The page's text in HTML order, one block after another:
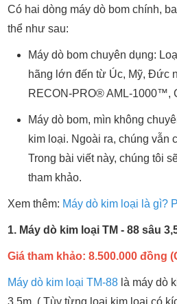
Có hai dòng máy dò bom chính,
thể như sau:
Máy dò bom chuyên dụng:
hãng lớn đến từ Úc, Mỹ, Đức
RECON-PRO® AML-1000™,
Máy dò bom, mìn không
kim loại. Ngoài ra, chúng vẫn
Trong bài viết này, chúng tôi
tham khảo.
Xem thêm: Máy dò kim loại là gì?
1. Máy dò kim loại TM - 88 sâu
Giá tham khảo: 8.500.000 đồng
Máy dò kim loại TM-88 là máy dò
3,5m. ( Tùy từng loại kim loại có